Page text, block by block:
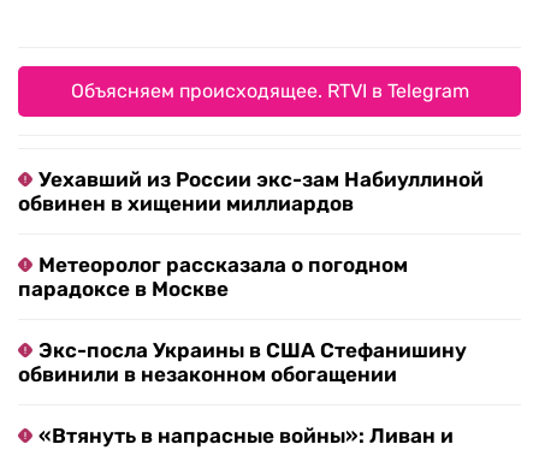
Объясняем происходящее. RTVI в Telegram
Уехавший из России экс-зам Набиуллиной
обвинен в хищении миллиардов
Метеоролог рассказала о погодном
парадоксе в Москве
Экс-посла Украины в США Стефанишину
обвинили в незаконном обогащении
«Втянуть в напрасные войны»: Ливан и